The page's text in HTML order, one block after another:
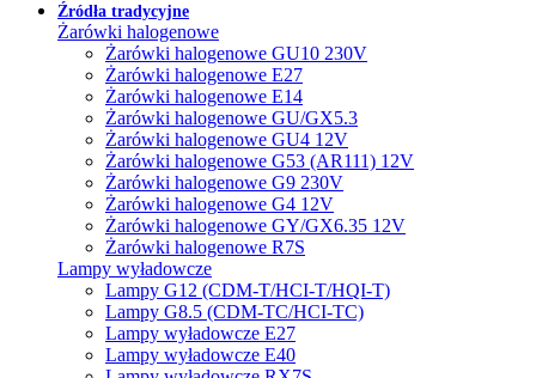
Źródła tradycyjne
Żarówki halogenowe
Żarówki halogenowe GU10 230V
Żarówki halogenowe E27
Żarówki halogenowe E14
Żarówki halogenowe GU/GX5.3
Żarówki halogenowe GU4 12V
Żarówki halogenowe G53 (AR111) 12V
Żarówki halogenowe G9 230V
Żarówki halogenowe G4 12V
Żarówki halogenowe GY/GX6.35 12V
Żarówki halogenowe R7S
Lampy wyładowcze
Lampy G12 (CDM-T/HCI-T/HQI-T)
Lampy G8.5 (CDM-TC/HCI-TC)
Lampy wyładowcze E27
Lampy wyładowcze E40